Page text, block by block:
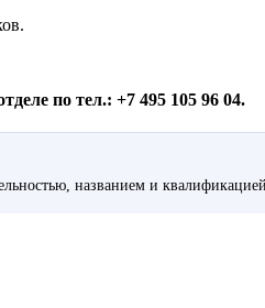
по тел.: +7 495 105 96 04.
названием и